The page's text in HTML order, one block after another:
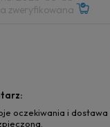
zweryfikowana
oczekiwania i dostawa